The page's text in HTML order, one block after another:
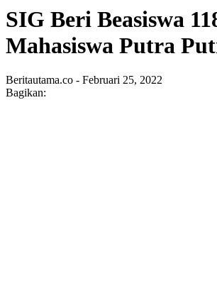
SIG Beri Beasiswa
Mahasiswa Putra
Beritautama.co - Februari 25, 2022
Bagikan: